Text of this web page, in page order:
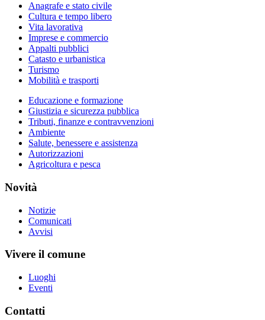
Anagrafe e stato civile
Cultura e tempo libero
Vita lavorativa
Imprese e commercio
Appalti pubblici
Catasto e urbanistica
Turismo
Mobilità e trasporti
Educazione e formazione
Giustizia e sicurezza pubblica
Tributi, finanze e contravvenzioni
Ambiente
Salute, benessere e assistenza
Autorizzazioni
Agricoltura e pesca
Novità
Notizie
Comunicati
Avvisi
Vivere il comune
Luoghi
Eventi
Contatti